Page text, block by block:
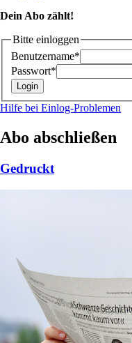
Dein Abo zählt!
Bitte einloggen
Benutzername*
Passwort*
Hilfe bei Einlog-Problemen
Abo abschließen
Gedruckt